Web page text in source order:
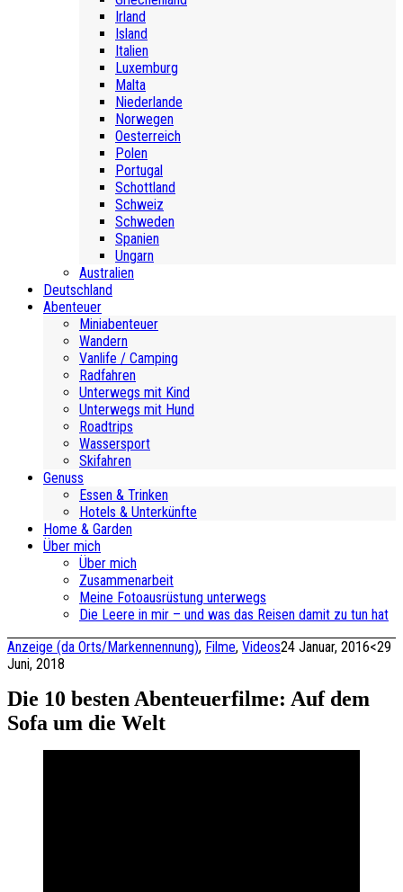
Irland
Island
Italien
Luxemburg
Malta
Niederlande
Norwegen
Oesterreich
Polen
Portugal
Schottland
Schweiz
Schweden
Spanien
Ungarn
Australien
Deutschland
Abenteuer
Miniabenteuer
Wandern
Vanlife / Camping
Radfahren
Unterwegs mit Kind
Unterwegs mit Hund
Roadtrips
Wassersport
Skifahren
Genuss
Essen & Trinken
Hotels & Unterkünfte
Home & Garden
Über mich
Über mich
Zusammenarbeit
Meine Fotoausrüstung unterwegs
Die Leere in mir – und was das Reisen damit zu tun hat
Anzeige (da Orts/Markennennung), Filme, Videos24 Januar, 2016<29
Juni, 2018
Die 10 besten Abenteuerfilme: Auf dem
Sofa um die Welt